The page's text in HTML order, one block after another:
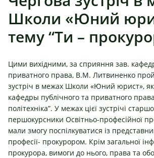
Школи «Юний
тему “Ти –
Цими вихідними, за сприяння зав.
приватного права, В.М. Литвиненко
зустріч в межах Школи «Юний юрист»,
кафедры публічного та приватного
політехніка”. У межах цієї зустрічі
першокурсники Освітньо-професійної
мали змогу поспілкуватися із
професії- прокурором. Крім загальної
прокурора, вимоги до нього, права та